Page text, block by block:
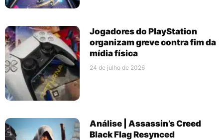
Jogadores do PlayStation
organizam greve contra fim da
mídia física
24 de julho de 2026
Análise | Assassin’s Creed
Black Flag Resynced